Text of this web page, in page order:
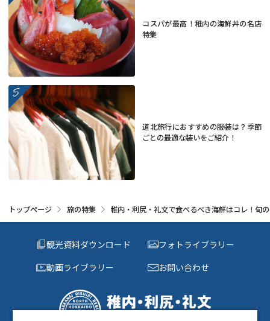
トップページ 旅の特集 稚内・利尻・礼文で食べるべき海鮮はコレ！旬
コスパが最高！稚内の海鮮丼の名店
特集
道北旅行におすすめの服装は？季節
ごとの最適な装いをご紹介！
more
観光資料ダウンロード
フォトライブラリー
動画ライブラリー
お問い合わせ